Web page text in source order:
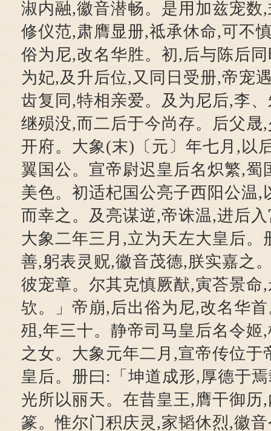
淑内融,徽音潜畅。是用加兹宠数
修仪范,肃膺显册,祗承休命,可不
俗为尼,改名华胜。初,后与陈后
为妃,及升后位,又同日受册,帝宠
齿复同,特相亲爱。及为尼后,李
继殒没,而二后于今尚存。后父晟
开府。大象(末)〔元〕年七月,以
翼国公。宣帝尉迟皇后名炽繁,蜀
美色。初适杞国公亮子西阳公温,
而幸之。及亮谋逆,帝诛温,进后
大象二年三月,立为天左大皇后。
善,躬表灵贶,徽音茂德,朕实嘉之
彼宠章。尔其克慎厥猷,寅荅景命
欤。」帝崩,后出俗为尼,改名华
殂,年三十。静帝司马皇后名令姬
之女。大象元年二月,宣帝传位于
皇后。册曰:「坤道成形,厚德于
光所以丽天。在昔皇王,膺干御历
篆。惟尔门积庆灵,家韬休烈,徽